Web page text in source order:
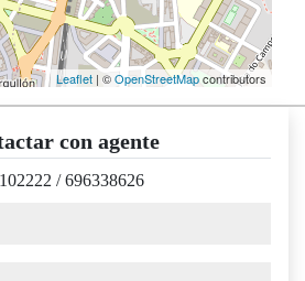
Leaflet | ©OpenStreetMapcontributors
con agente
/696338626